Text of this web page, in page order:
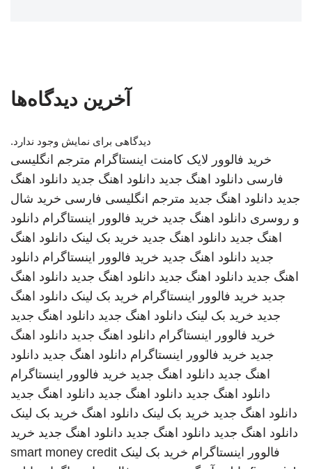
آخرین دیدگاه‌ها
دیدگاهی برای نمایش وجود ندارد.
خرید فالوور لایک کامنت اینستاگرام مترجم انگلیسی
فارسی دانلود اهنگ جدید دانلود اهنگ جدید دانلود اهنگ
جدید دانلود اهنگ جدید مترجم انگلیسی فارسی خرید شال
و روسری دانلود اهنگ جدید خرید فالوور اینستاگرام دانلود
اهنگ جدید دانلود اهنگ جدید خرید بک لینک دانلود اهنگ
جدید دانلود اهنگ جدید خرید فالوور اینستاگرام دانلود
اهنگ جدید دانلود اهنگ جدید دانلود اهنگ جدید دانلود اهنگ
جدید خرید فالوور اینستاگرام خرید بک لینک دانلود اهنگ
جدید خرید بک لینک دانلود اهنگ جدید دانلود اهنگ جدید
خرید فالوور اینستاگرام دانلود اهنگ جدید دانلود اهنگ
جدید خرید فالوور اینستاگرام دانلود اهنگ جدید دانلود
اهنگ جدید دانلود اهنگ جدید خرید فالوور اینستاگرام
دانلود اهنگ جدید دانلود اهنگ جدید دانلود اهنگ جدید
دانلود اهنگ جدید خرید بک لینک دانلود اهنگ خرید بک لینک
دانلود اهنگ جدید دانلود اهنگ جدید دانلود اهنگ جدید خرید
فالوور اینستاگرام خرید بک لینک smart money credit